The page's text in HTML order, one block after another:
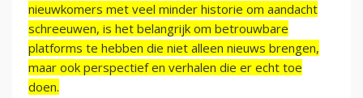
nieuwkomers met veel minder historie om aandacht
schreeuwen, is het belangrijk om betrouwbare
platforms te hebben die niet alleen nieuws brengen,
maar ook perspectief en verhalen die er echt toe
doen.